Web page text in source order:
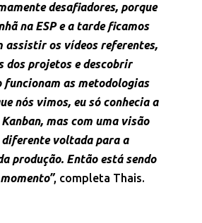
desafiadores, porque
na ESP e a tarde ficamos
assistir os vídeos referentes,
dos projetos e descobrir
funcionam as metodologias
nós vimos, eu só conhecia a
mas com uma visão
voltada para a
produção. Então está sendo
, completa Thais.